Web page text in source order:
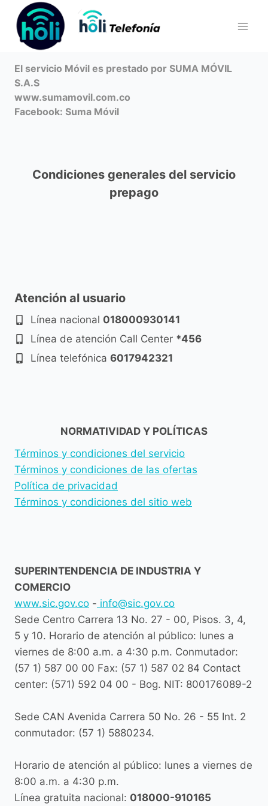
Saltar
contenido
El servicio Móvil es prestado por SUMA MÓVIL
S.A.S
www.sumamovil.com.co
Facebook: Suma Móvil
Condiciones generales del servicio
prepago
Atención al usuario
Línea nacional 018000930141
Línea de atención Call Center *456
Línea telefónica 6017942321
NORMATIVIDAD Y POLÍTICAS
Términos y condiciones del servicio
Términos y condiciones de las ofertas
Política de privacidad
Términos y condiciones del sitio web
SUPERINTENDENCIA DE INDUSTRIA Y
COMERCIO
www.sic.gov.co - info@sic.gov.co
Sede Centro Carrera 13 No. 27 - 00, Pisos. 3, 4,
5 y 10. Horario de atención al público: lunes a
viernes de 8:00 a.m. a 4:30 p.m. Conmutador:
(57 1) 587 00 00 Fax: (57 1) 587 02 84 Contact
center: (571) 592 04 00 - Bog. NIT: 800176089-2
Sede CAN Avenida Carrera 50 No. 26 - 55 Int. 2
conmutador: (57 1) 5880234.
Horario de atención al público: lunes a viernes de
8:00 a.m. a 4:30 p.m.
Línea gratuita nacional: 018000-910165